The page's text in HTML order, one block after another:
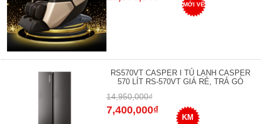
MỚI VỀ
RS570VT CASPER I TỦ LẠNH CASPER
570 LÍT RS-570VT GIÁ RẺ, TRẢ GÓ
14,950,000₫
7,400,000₫
KM